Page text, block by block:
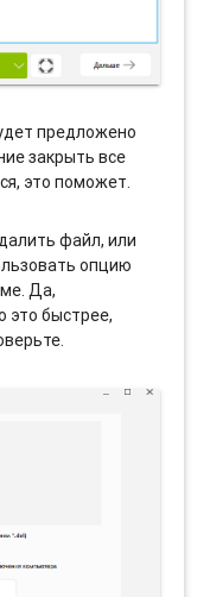
предложено
закрыть все
это поможет.
файл, или
опцию
Да,
это быстрее,